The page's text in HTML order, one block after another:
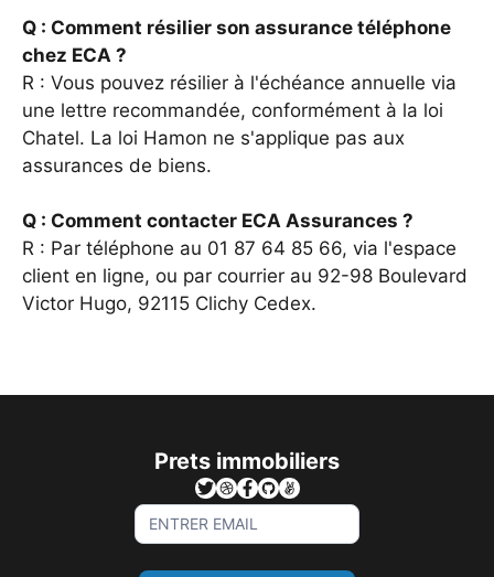
Q : Comment résilier son assurance téléphone
chez ECA ?
R : Vous pouvez résilier à l'échéance annuelle via
une lettre recommandée, conformément à la loi
Chatel. La loi Hamon ne s'applique pas aux
assurances de biens.
Q : Comment contacter ECA Assurances ?
R : Par téléphone au 01 87 64 85 66, via l'espace
client en ligne, ou par courrier au 92-98 Boulevard
Victor Hugo, 92115 Clichy Cedex.
Prets immobiliers
Sign
Up
For